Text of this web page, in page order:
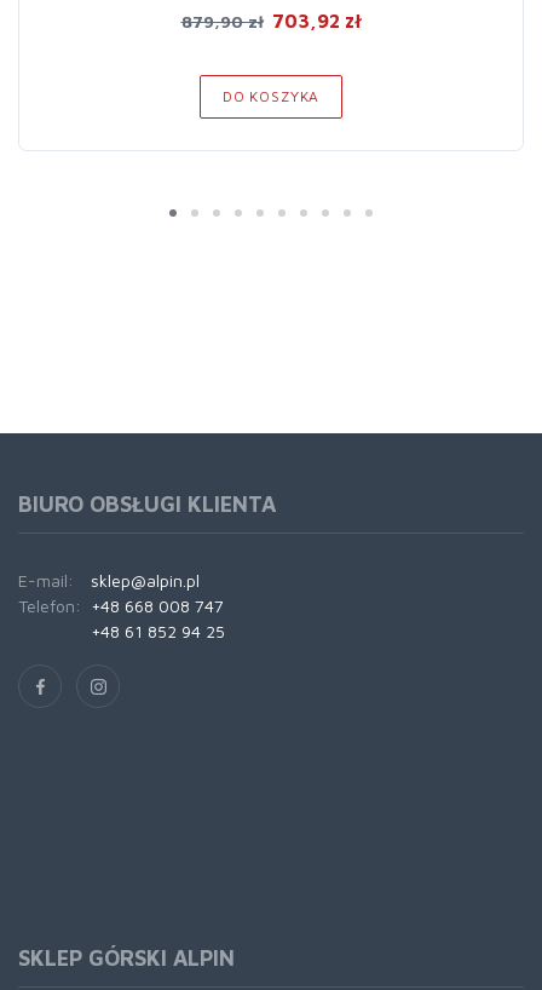
879,90 zł 703,92 zł
DO KOSZYKA
BIURO OBSŁUGI KLIENTA
E-mail:
sklep@alpin.pl
Telefon:
+48 668 008 747
+48 61 852 94 25
SKLEP GÓRSKI ALPIN